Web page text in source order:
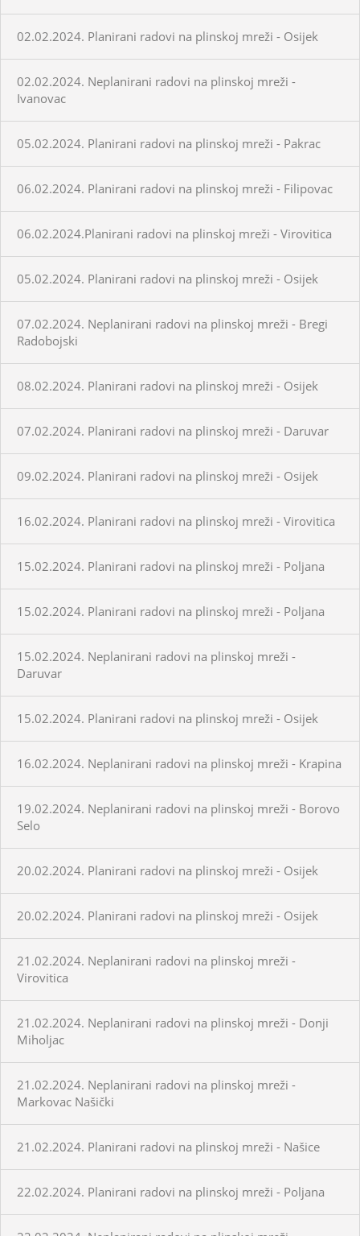
02.02.2024. Planirani radovi na plinskoj mreži - Osijek
02.02.2024. Neplanirani radovi na plinskoj mreži -
Ivanovac
05.02.2024. Planirani radovi na plinskoj mreži - Pakrac
06.02.2024. Planirani radovi na plinskoj mreži - Filipovac
06.02.2024.Planirani radovi na plinskoj mreži - Virovitica
05.02.2024. Planirani radovi na plinskoj mreži - Osijek
07.02.2024. Neplanirani radovi na plinskoj mreži - Bregi
Radobojski
08.02.2024. Planirani radovi na plinskoj mreži - Osijek
07.02.2024. Planirani radovi na plinskoj mreži - Daruvar
09.02.2024. Planirani radovi na plinskoj mreži - Osijek
16.02.2024. Planirani radovi na plinskoj mreži - Virovitica
15.02.2024. Planirani radovi na plinskoj mreži - Poljana
15.02.2024. Planirani radovi na plinskoj mreži - Poljana
15.02.2024. Neplanirani radovi na plinskoj mreži -
Daruvar
15.02.2024. Planirani radovi na plinskoj mreži - Osijek
16.02.2024. Neplanirani radovi na plinskoj mreži - Krapina
19.02.2024. Neplanirani radovi na plinskoj mreži - Borovo
Selo
20.02.2024. Planirani radovi na plinskoj mreži - Osijek
20.02.2024. Planirani radovi na plinskoj mreži - Osijek
21.02.2024. Neplanirani radovi na plinskoj mreži -
Virovitica
21.02.2024. Neplanirani radovi na plinskoj mreži - Donji
Miholjac
21.02.2024. Neplanirani radovi na plinskoj mreži -
Markovac Našički
21.02.2024. Planirani radovi na plinskoj mreži - Našice
22.02.2024. Planirani radovi na plinskoj mreži - Poljana